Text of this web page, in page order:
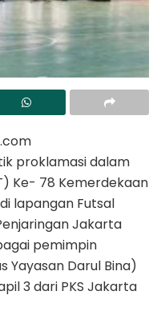
proklamasi dalam
Ke- 78 Kemerdekaan
lapangan Futsal
Jakarta
pemimpin
Yayasan Darul Bina)
3 dari PKS Jakarta